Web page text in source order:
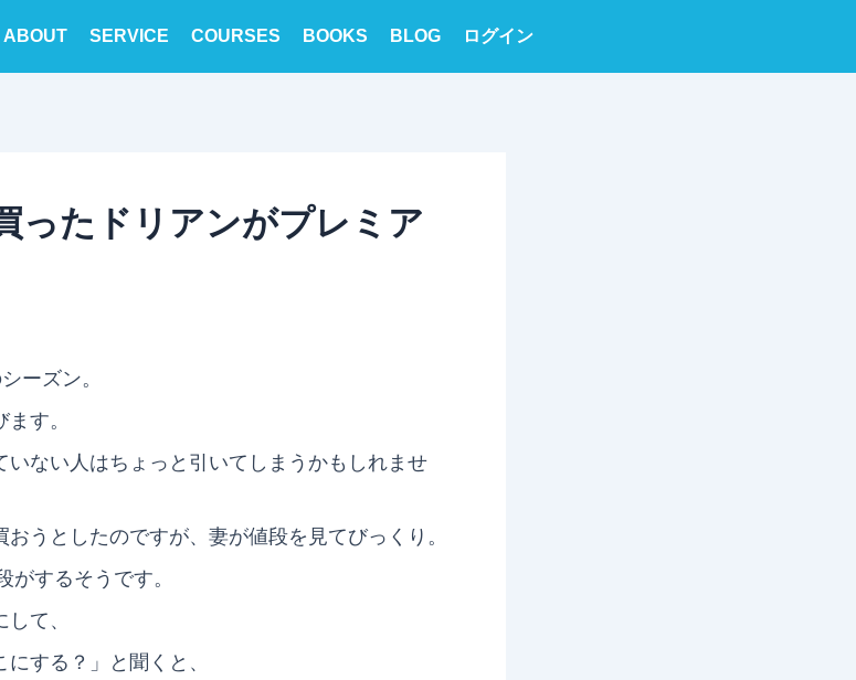
ABOUT SERVICE COURSES BOOKS BLOG ログイン
ったドリアンがプレミア
ーズン。
す。
いない人はちょっと引いてしまうかもしれませ
うとしたのですが、妻が値段を見てびっくり。
するそうです。
て、
する？」と聞くと、